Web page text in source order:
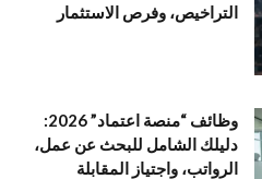
التراخيص، وفرص الاستثمار
وظائف “منصة اعتماد” 2026:
دليلك الشامل للبحث عن عمل،
الرواتب، واجتياز المقابلة